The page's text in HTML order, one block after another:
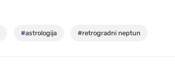
#astrologija #retrogradni neptun